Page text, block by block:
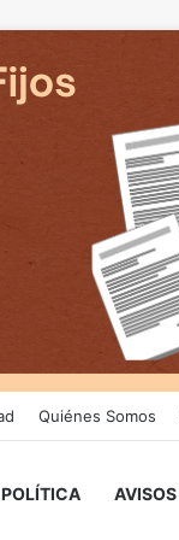
Quiénes Somos
POLÍTICA